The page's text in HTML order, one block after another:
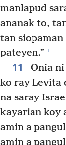
manlapud
ananak to,
tan siopaman
pateyen.” +
11 Onia ni
ko ray Levita
na saray
kayarian koy
amin a
amin a